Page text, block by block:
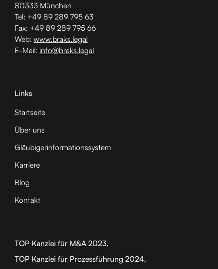
80333 München
Tel: +49 89 289 795 63
Fax: +49 89 289 795 66
Web: www.braks.legal
E-Mail: info@braks.legal
Links
Startseite
Über uns
Gläubiger­informationssystem
Karriere
Blog
Kontakt
TOP Kanzlei für M&A 2023,
TOP Kanzlei für Prozessführung 2024,